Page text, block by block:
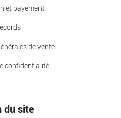
et payement
de vente
confidentialité
du site